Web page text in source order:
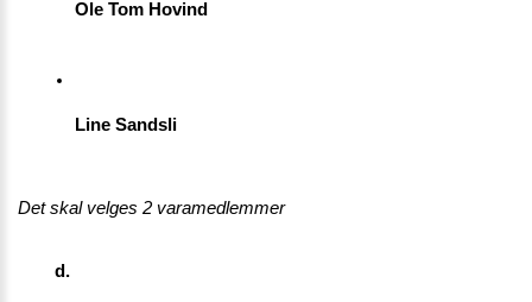
Ole Tom Hovind
Line Sandsli
Det skal velges 2 varamedlemmer